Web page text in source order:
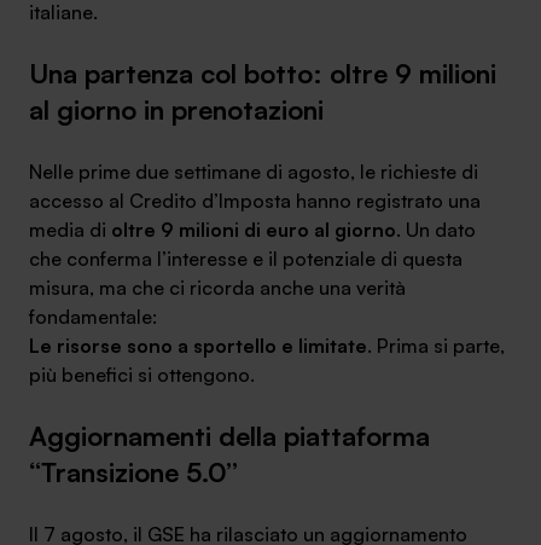
info@safinance.it
SA Finance Mediazione Creditizia Srl, società di mediazione creditizia iscritta
all'Oam n.M336
italiane.
Una partenza col botto: oltre 9 milioni
al giorno in prenotazioni
Nelle prime due settimane di agosto, le richieste di
accesso al Credito d’Imposta hanno registrato una
media di oltre 9 milioni di euro al giorno. Un dato
che conferma l’interesse e il potenziale di questa
misura, ma che ci ricorda anche una verità
fondamentale:
Le risorse sono a sportello e limitate. Prima si parte,
più benefici si ottengono.
Aggiornamenti della piattaforma
“Transizione 5.0”
Il 7 agosto, il GSE ha rilasciato un aggiornamento